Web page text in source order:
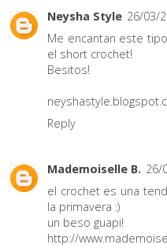
Neysha Style 26/03/
Me encantan este
el short crochet!
Besitos!
Reply
Mademoiselle B. 26/
el crochet es una
la primavera :)
un beso guapi!
http://